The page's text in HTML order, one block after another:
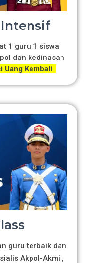
1 guru 1 siswa
dan kedinasan
Uang Kembali
guru terbaik dan
Akpol-Akmil,